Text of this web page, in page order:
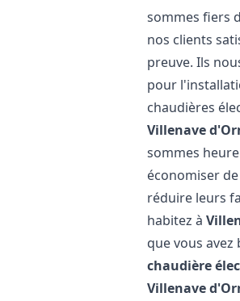
sommes fiers
nos clients
preuve. Ils
pour
chaudières
Villenave
sommes
économiser
réduire leurs
habitez à
que vous
chaudière
Villenave